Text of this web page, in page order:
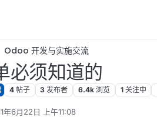
Odoo 开发与实施交流
必须知道的
4 帖子 3 发布者 6.4k 浏览 1 关注中
年6月22日 上午11:08